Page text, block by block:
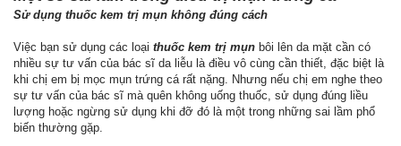
Sử dụng thuốc kem trị mụn không đúng cách
Việc bạn sử dụng các loại thuốc kem trị mụn bôi lên da mặt cần có
nhiều sự tư vấn của bác sĩ da liễu là điều vô cùng cần thiết, đặc biệt là
khi chị em bị mọc mụn trứng cá rất nặng. Nhưng nếu chị em nghe theo
sự tư vấn của bác sĩ mà quên không uống thuốc, sử dụng đúng liều
lượng hoặc ngừng sử dụng khi đỡ đó là một trong những sai lầm phổ
biến thường gặp.